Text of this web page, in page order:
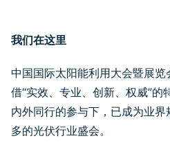
我们在这里
中国国际太阳能利用大会暨展
借“实效、专业、创新、权威”的
内外同行的参与下，已成为业
多的光伏行业盛会。